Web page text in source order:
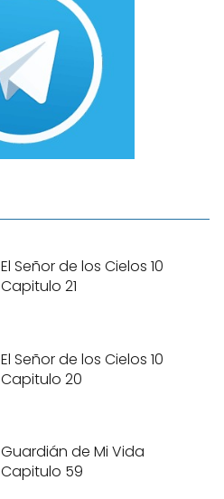
El Señor de los Cielos 10
Capitulo 21
El Señor de los Cielos 10
Capitulo 20
Guardián de Mi Vida
Capitulo 59